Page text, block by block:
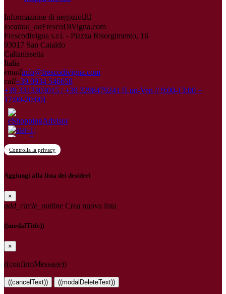
Informazione di negozio 
location_onFrescoDiVigna.com
Frescodivigna s.r.l. - Piazza Risorgimento, 16
93017 San Cataldo
Caltanissetta
Italia
emailinfo@frescodivigna.com
call+39 0934 546658
+39 3313303015 / +39 3298479241 [Lun-Ven // 9:00-13:00 +
17:00-20:00]
Controlla la privacy
Aggiungi alla lista dei desideri
×
add_circle_outline Crea nuova lista
((modalTitle))
×
((confirmMessage))
((cancelText)) ((modalDeleteText))